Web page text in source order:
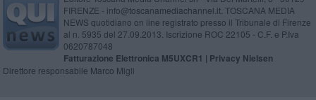
FIRENZE - info@toscanamediachannel.it. TOSCANA MEDIA
NEWS quotidiano on line registrato presso il Tribunale di Firenze
al n. 5935 del 27.09.2013. Iscrizione ROC 22105 - C.F. e P.Iva
0620787048
Fatturazione Elettronica M5UXCR1 | Privacy Nielsen
Direttore responsabile Marco Migli